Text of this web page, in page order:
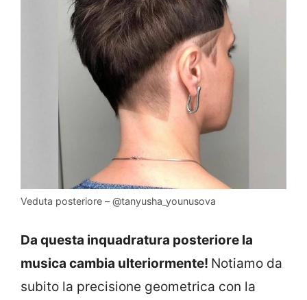
Veduta posteriore – @tanyusha_younusova
Da questa inquadratura posteriore la
musica cambia ulteriormente! Notiamo da
subito la precisione geometrica con la